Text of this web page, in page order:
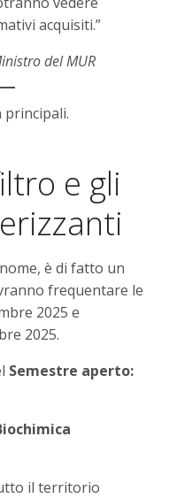
acquisiti.”
del MUR
e gli
è di fatto un
frequentare le
2025 e
2025.
Semestre aperto:
il territorio